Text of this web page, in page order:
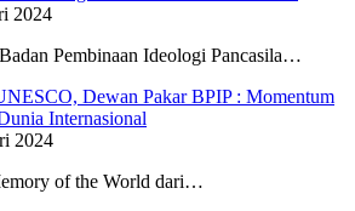
2024
Pembinaan Ideologi Pancasila…
Dewan Pakar BPIP : Momentum
Internasional
2024
of the World dari…